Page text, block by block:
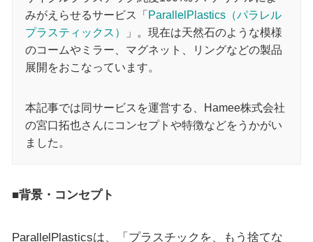
みがえらせるサービス「 ParallelPlastics（パラレル
プラスティックス）
」。現在は天然石のような模様
のコームやミラー、マグネット、リングなどの製品
展開をおこなっています。
本記事では同サービスを運営する、Hamee株式会社
の宮口拓也さんにコンセプトや特徴などをうかがい
ました。
■背景・コンセプト
ParallelPlasticsは、「プラスチックを、もう捨てな